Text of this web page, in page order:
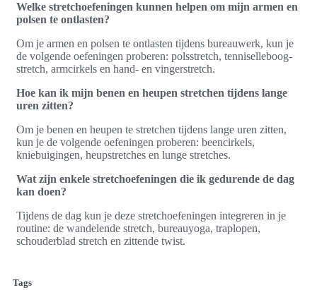
Welke stretchoefeningen kunnen helpen om mijn armen en
polsen te ontlasten?
Om je armen en polsen te ontlasten tijdens bureauwerk, kun je
de volgende oefeningen proberen: polsstretch, tenniselleboog-
stretch, armcirkels en hand- en vingerstretch.
Hoe kan ik mijn benen en heupen stretchen tijdens lange
uren zitten?
Om je benen en heupen te stretchen tijdens lange uren zitten,
kun je de volgende oefeningen proberen: beencirkels,
kniebuigingen, heupstretches en lunge stretches.
Wat zijn enkele stretchoefeningen die ik gedurende de dag
kan doen?
Tijdens de dag kun je deze stretchoefeningen integreren in je
routine: de wandelende stretch, bureauyoga, traplopen,
schouderblad stretch en zittende twist.
Tags